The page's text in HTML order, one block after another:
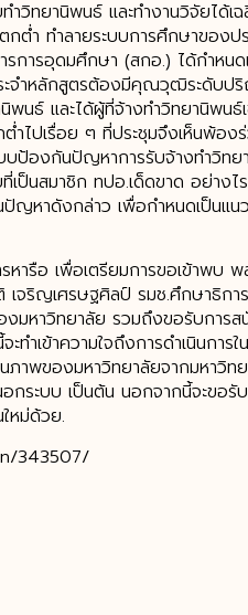
วิทยานิพนธ์ และทำงานวิจัยได้เฉ
ต่ำ ทำลายระบบการศึกษาของป
รการอุดมศึกษา (สกอ.) ได้กำหน
ะจำหลักสูตรต้องมีคุณวุฒิระดับป
นธ์ และได้ผู้ที่จ้างทำวิทยานิพนธ์เ
ไปเรื่อย ๆ ที่ประชุมจึงเห็นพ้อง
บป้องกันปัญหาการรับจ้างทำวิท
เป็นสมาชิก ทปอ.เด็ดขาด อย่างไ
ญหาดังกล่าว เพื่อกำหนดเป็นแ
ารือ เพื่อเตรียมการขอเข้าพบ พ
จริญเศรษฐศิลป์ รมช.ศึกษาธิกา
งมหาวิทยาลัย รวมถึงขอรับการ
ำเข้าความใจถึงการดำเนินการใ
ภาพของมหาวิทยาลัยจากมหาวิท
กระบบ เป็นต้น นอกจากนี้จะขอรั
หม่ด้วย.
343507/